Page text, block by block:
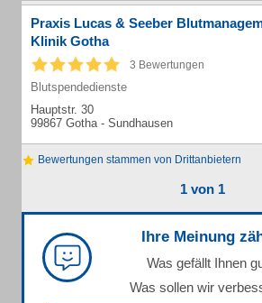
Praxis Lucas & Seeber
Klinik Gotha
3 Bewertungen
Blutspendedienste
Hauptstr. 30
99867 Gotha - Sundhausen
Bewertungen stammen von Drittanbietern
1 von 1
Ihre Meinung
Was gefällt Ihnen
Was sollen wir